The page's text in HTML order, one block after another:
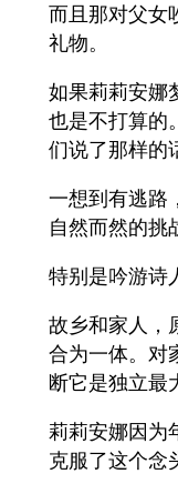
而且那对父女
礼物。
如果莉莉安娜
也是不打算的
们说了那样的
一想到有逃路
自然而然的挑
特别是吟游诗
故乡和家人，
合为一体。对
断它是独立最
莉莉安娜因为
克服了这个念